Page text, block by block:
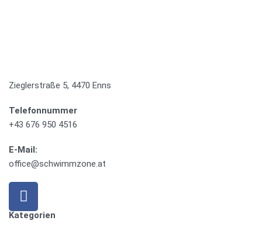
Zieglerstraße 5, 4470 Enns
Telefonnummer
+43 676 950 4516
E-Mail:
office@schwimmzone.at
Kategorien